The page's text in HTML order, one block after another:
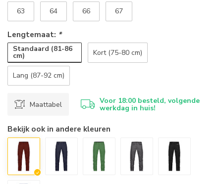
63 64 66 67
Lengtemaat: *
Standaard (81-86
cm) Kort (75-80 cm)
Lang (87-92 cm)
Maattabel Voor 18:00 besteld, volgende
werkdag in huis!
Bekijk ook in andere kleuren